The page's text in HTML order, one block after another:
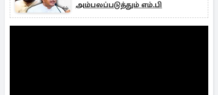
அம்பலப்படுத்தும் எம்.பி